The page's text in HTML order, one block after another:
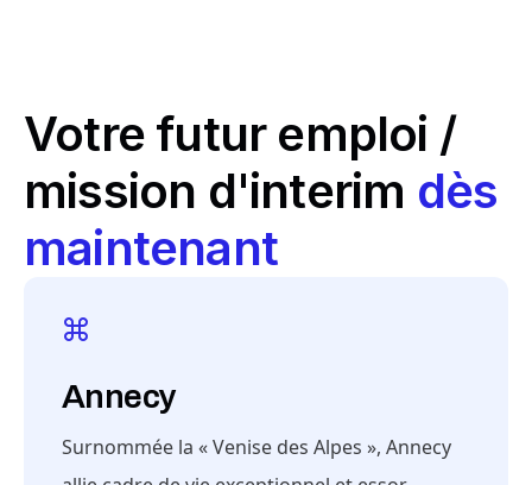
Votre futur emploi /
mission d'interim dès
maintenant
Annecy
Surnommée la « Venise des Alpes », Annecy